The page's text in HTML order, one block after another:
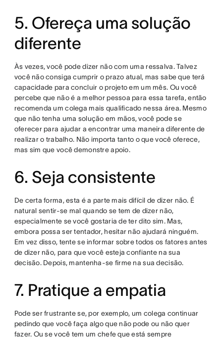
5. Ofereça uma solução
diferente
Às vezes, você pode dizer não com uma ressalva. Talvez
você não consiga cumprir o prazo atual, mas sabe que terá
capacidade para concluir o projeto em um mês. Ou você
percebe que não é a melhor pessoa para essa tarefa, então
recomenda um colega mais qualificado nessa área. Mesmo
que não tenha uma solução em mãos, você pode se
oferecer para ajudar a encontrar uma maneira diferente de
realizar o trabalho. Não importa tanto o que você oferece,
mas sim que você demonstre apoio.
6. Seja consistente
De certa forma, esta é a parte mais difícil de dizer não. É
natural sentir-se mal quando se tem de dizer não,
especialmente se você gostaria de ter dito sim. Mas,
embora possa ser tentador, hesitar não ajudará ninguém.
Em vez disso, tente se informar sobre todos os fatores antes
de dizer não, para que você esteja confiante na sua
decisão. Depois, mantenha-se firme na sua decisão.
7. Pratique a empatia
Pode ser frustrante se, por exemplo, um colega continuar
pedindo que você faça algo que não pode ou não quer
fazer. Ou se você tem um chefe que está sempre